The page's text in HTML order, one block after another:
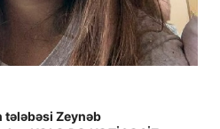
tələbəsi Zeynəb